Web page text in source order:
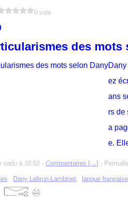
0 vote
des mots
ez
ans
rs de
a
e.
cadu à 10:02 - Commentaires […] -
, Dany Lebrun-Lambinet, langue française